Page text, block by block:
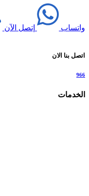
واتساب إتصل الآن
اتصل بنا الان
966
الخدمات